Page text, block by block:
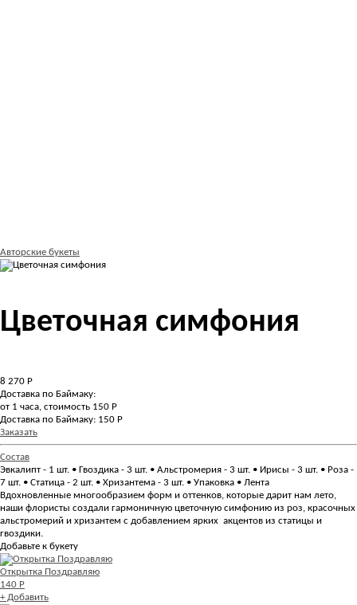
Авторские букеты
Цветочная симфония
8 270 Р
Доставка по Баймаку:
от 1 часа, стоимость 150 Р
Доставка по Баймаку: 150 Р
Заказать
Состав
Эвкалипт - 1 шт. • Гвоздика - 3 шт. • Альстромерия - 3 шт. • Ирисы - 3 шт. • Роза -
7 шт. • Статица - 2 шт. • Хризантема - 3 шт. • Упаковка • Лента
Вдохновленные многообразием форм и оттенков, которые дарит нам лето,
наши флористы создали гармоничную цветочную симфонию из роз, красочных
альстромерий и хризантем с добавлением ярких акцентов из статицы и
гвоздики.
Добавьте к букету
Открытка Поздравляю
140 Р
+ Добавить